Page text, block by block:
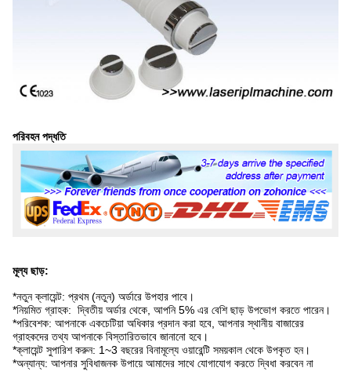
পরিবহন পদ্ধতি
মূল্য ছাড়:
*নতুন ক্লায়েন্ট: প্রথম (নতুন) অর্ডারে উপহার পাবে।
*নিয়মিত গ্রাহক: দ্বিতীয় অর্ডার থেকে, আপনি 5% এর বেশি ছাড় উপভোগ করতে পারেন।
*পরিবেশক: আপনাকে একচেটিয়া অধিকার প্রদান করা হবে, আপনার স্থানীয় বাজারের
গ্রাহকদের তথ্য আপনাকে বিস্তারিতভাবে জানানো হবে।
*ক্লায়েন্ট সুপারিশ করুন: 1~3 বছরের বিনামূল্যে ওয়ারেন্টি সময়কাল থেকে উপকৃত হন।
*অন্যান্য: আপনার সুবিধাজনক উপায়ে আমাদের সাথে যোগাযোগ করতে দ্বিধা করবেন না